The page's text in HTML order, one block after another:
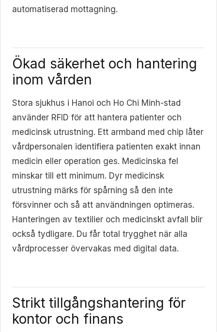
automatiserad mottagning.
Ökad säkerhet och hantering
inom vården
Stora sjukhus i Hanoi och Ho Chi Minh-stad
använder RFID för att hantera patienter och
medicinsk utrustning. Ett armband med chip låter
vårdpersonalen identifiera patienten exakt innan
medicin eller operation ges. Medicinska fel
minskar till ett minimum. Dyr medicinsk
utrustning märks för spårning så den inte
försvinner och så att användningen optimeras.
Hanteringen av textilier och medicinskt avfall blir
också tydligare. Du får total trygghet när alla
vårdprocesser övervakas med digital data.
Strikt tillgångshantering för
kontor och finans